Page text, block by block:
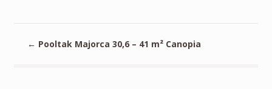
← Pooltak Majorca 30,6 – 41 m² Canopia